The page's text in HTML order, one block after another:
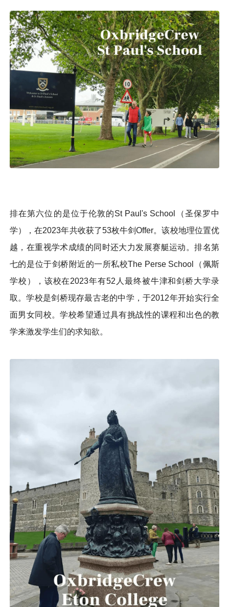
排在第六位的是位于伦敦的St Paul's School（圣保罗中
学），在2023年共收获了53枚牛剑Offer。该校地理位置优
越，在重视学术成绩的同时还大力发展赛艇运动。排名第
七的是位于剑桥附近的一所私校The Perse School（佩斯
学校），该校在2023年有52人最终被牛津和剑桥大学录
取。学校是剑桥现存最古老的中学，于2012年开始实行全
面男女同校。学校希望通过具有挑战性的课程和出色的教
学来激发学生们的求知欲。